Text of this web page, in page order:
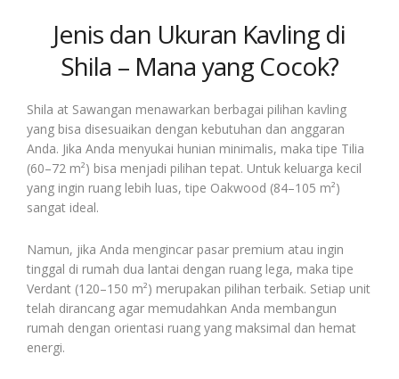
Jenis dan Ukuran Kavling di
Shila – Mana yang Cocok?
Shila at Sawangan menawarkan berbagai pilihan kavling
yang bisa disesuaikan dengan kebutuhan dan anggaran
Anda. Jika Anda menyukai hunian minimalis, maka tipe Tilia
(60–72 m²) bisa menjadi pilihan tepat. Untuk keluarga kecil
yang ingin ruang lebih luas, tipe Oakwood (84–105 m²)
sangat ideal.
Namun, jika Anda mengincar pasar premium atau ingin
tinggal di rumah dua lantai dengan ruang lega, maka tipe
Verdant (120–150 m²) merupakan pilihan terbaik. Setiap unit
telah dirancang agar memudahkan Anda membangun
rumah dengan orientasi ruang yang maksimal dan hemat
energi.